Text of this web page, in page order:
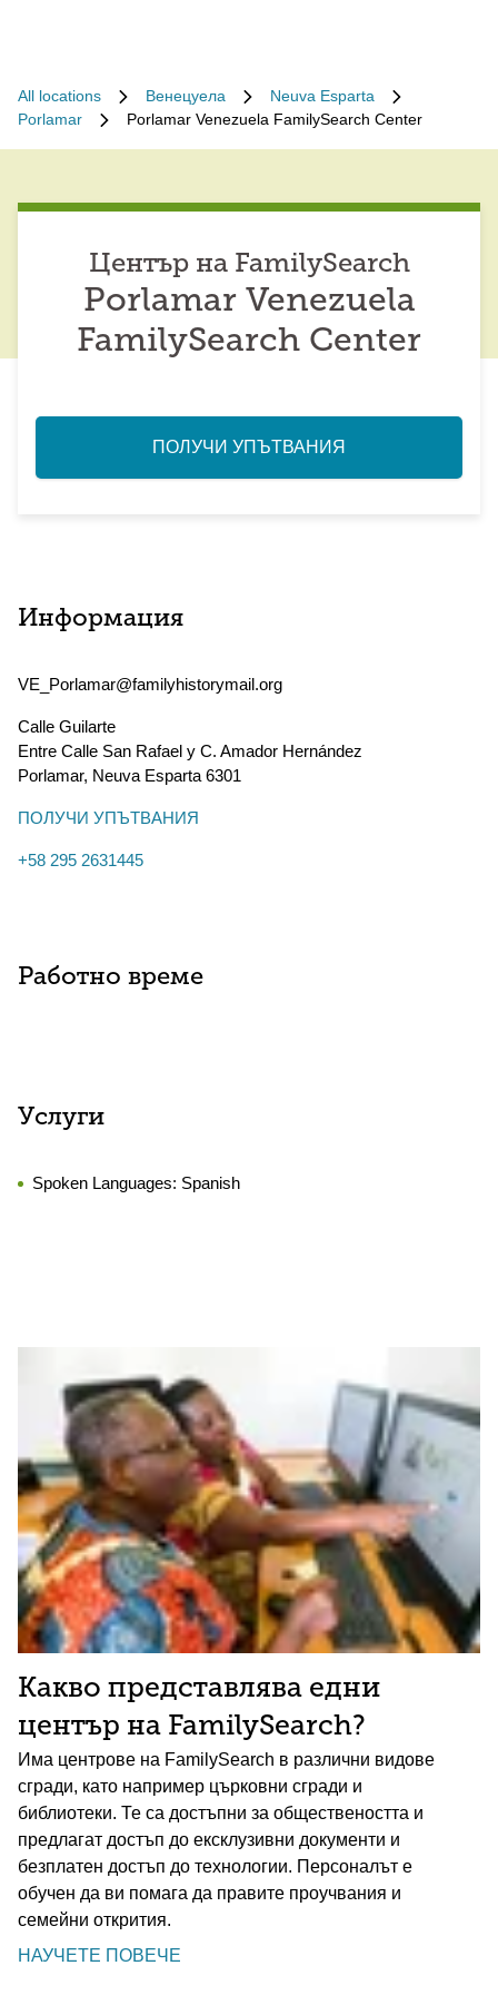
All locations Венецуела
Neuva Esparta
Porlamar
Porlamar Venezuela FamilySearch Center
Център на FamilySearch
Porlamar Venezuela
FamilySearch Center
ПОЛУЧИ УПЪТВАНИЯ
Информация
VE_Porlamar@familyhistorymail.org
Calle Guilarte
Entre Calle San Rafael y C. Amador Hernández
Porlamar, Neuva Esparta 6301
ПОЛУЧИ УПЪТВАНИЯ
+58 295 2631445
Работно време
Услуги
Spoken Languages: Spanish
Какво представлява едни
център на FamilySearch?
Има центрове на FamilySearch в различни видове
сгради, като например църковни сгради и
библиотеки. Те са достъпни за обществеността и
предлагат достъп до ексклузивни документи и
безплатен достъп до технологии. Персоналът е
обучен да ви помага да правите проучвания и
семейни открития.
НАУЧЕТЕ ПОВЕЧЕ